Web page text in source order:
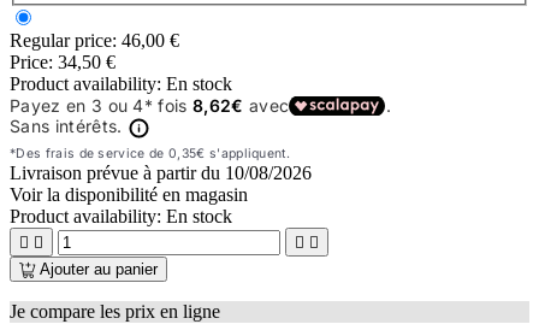
Regular price: 46,00 €
Price: 34,50 €
Product availability: En stock
Livraison prévue à partir du 10/08/2026
Voir la disponibilité en magasin
Product availability: En stock
   
Ajouter au panier
Je compare les prix en ligne